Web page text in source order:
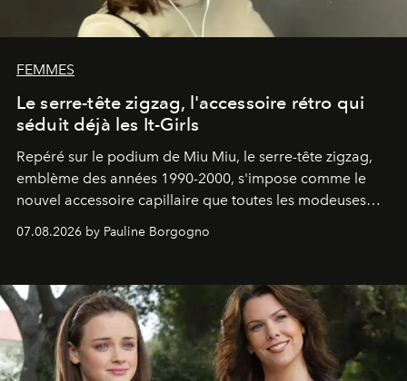
FEMMES
Le serre-tête zigzag, l'accessoire rétro qui
séduit déjà les It-Girls
Repéré sur le podium de Miu Miu, le serre-tête zigzag,
emblème des années 1990-2000, s'impose comme le
nouvel accessoire capillaire que toutes les modeuses
07.08.2026 by Pauline Borgogno